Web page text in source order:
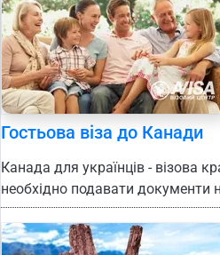
Гостьова віза до Канади
Канада для українців - візова
необхідно подавати документи